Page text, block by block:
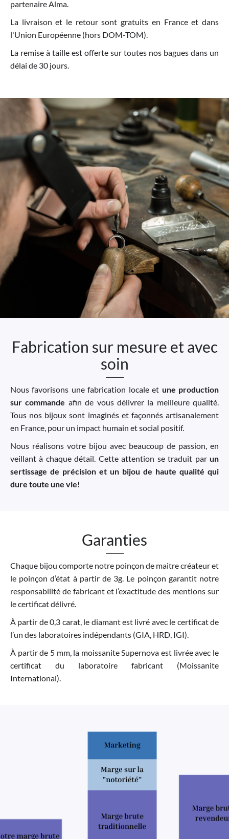
partenaire Alma.
La livraison et le retour sont gratuits en France et dans
l'Union Européenne (hors DOM-TOM).
La remise à taille est offerte sur toutes nos bagues dans un
délai de 30 jours.
Fabrication sur mesure et avec
soin
Nous favorisons une fabrication locale et une production
sur commande afin de vous délivrer la meilleure qualité.
Tous nos bijoux sont imaginés et façonnés artisanalement
en France, pour un impact humain et social positif.
Nous réalisons votre bijou avec beaucoup de passion, en
veillant à chaque détail. Cette attention se traduit par un
sertissage de précision et un bijou de haute qualité qui
dure toute une vie!
Garanties
Chaque bijou comporte notre poinçon de maitre créateur et
le poinçon d’état à partir de 3g. Le poinçon garantit notre
responsabilité de fabricant et l’exactitude des mentions sur
le certificat délivré.
À partir de 0,3 carat, le diamant est livré avec le certificat de
l’un des laboratoires indépendants (GIA, HRD, IGI).
À partir de 5 mm, la moissanite Supernova est livrée avec le
certificat du laboratoire fabricant (Moissanite
International).